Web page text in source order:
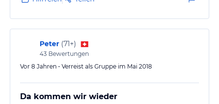
Peter (71+)
43 Bewertungen
Vor 8 Jahren • Verreist als Gruppe im Mai 2018
Da kommen wir wieder